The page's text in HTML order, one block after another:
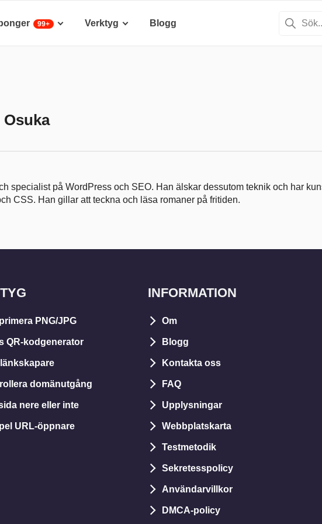
99+ Verktyg Blogg
Osuka
specialist på WordPress och SEO. Han älskar dessutom teknik och har
CSS. Han gillar att teckna och läsa romaner på fritiden.
PNG/JPG
QR-kodgenerator
länkskapare
domänutgång
nere eller inte
URL-öppnare
INFORMATION
Om
Blogg
Kontakta oss
FAQ
Upplysningar
Webbplatskarta
Testmetodik
Sekretesspolicy
Användarvillkor
DMCA-policy